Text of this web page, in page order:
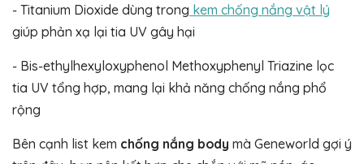
- Titanium Dioxide dùng trong kem chống nắng vật lý
giúp phản xạ lại tia UV gây hại
- Bis-ethylhexyloxyphenol Methoxyphenyl Triazine lọc
tia UV tổng hợp, mang lại khả năng chống nắng phổ
rộng
Bên cạnh list kem chống nắng body mà Geneworld gợi ý